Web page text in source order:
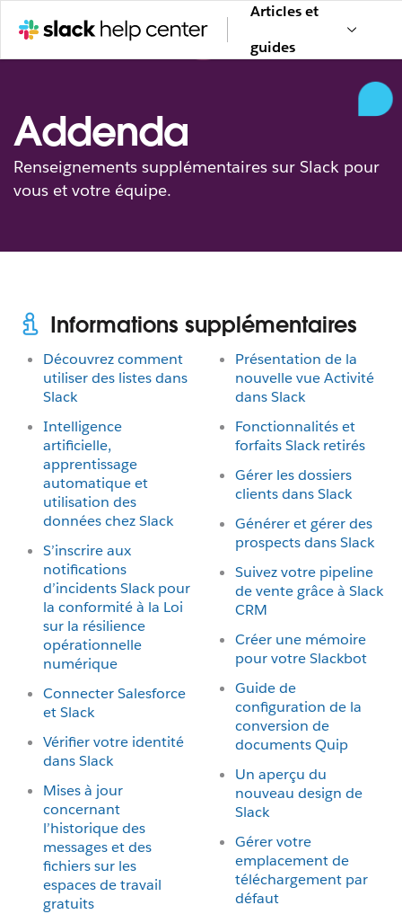
Articles et
guides
Addenda
Renseignements supplémentaires sur Slack pour
vous et votre équipe.
Informations supplémentaires
Découvrez comment
utiliser des listes dans
Slack
Intelligence
artificielle,
apprentissage
automatique et
utilisation des
données chez Slack
S’inscrire aux
notifications
d’incidents Slack pour
la conformité à la Loi
sur la résilience
opérationnelle
numérique
Connecter Salesforce
et Slack
Vérifier votre identité
dans Slack
Mises à jour
concernant
l’historique des
messages et des
fichiers sur les
espaces de travail
gratuits
Présentation de la
nouvelle vue Activité
dans Slack
Fonctionnalités et
forfaits Slack retirés
Gérer les dossiers
clients dans Slack
Générer et gérer des
prospects dans Slack
Suivez votre pipeline
de vente grâce à Slack
CRM
Créer une mémoire
pour votre Slackbot
Guide de
configuration de la
conversion de
documents Quip
Un aperçu du
nouveau design de
Slack
Gérer votre
emplacement de
téléchargement par
défaut